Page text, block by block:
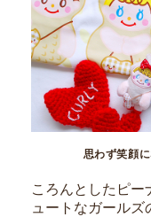
思わず笑顔
ころんとしたピー
ュートなガール